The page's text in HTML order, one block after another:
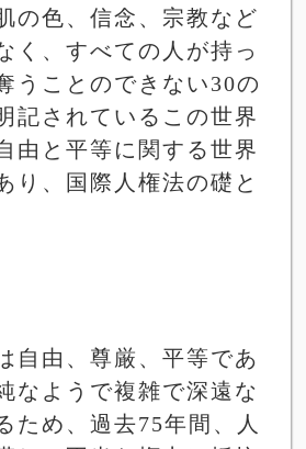
の色、信念、宗教など
く、すべての人が持っ
うことのできない30の
記されているこの世界
由と平等に関する世界
り、国際人権法の礎と
自由、尊厳、平等であ
なようで複雑で深遠な
ため、過去75年間、人